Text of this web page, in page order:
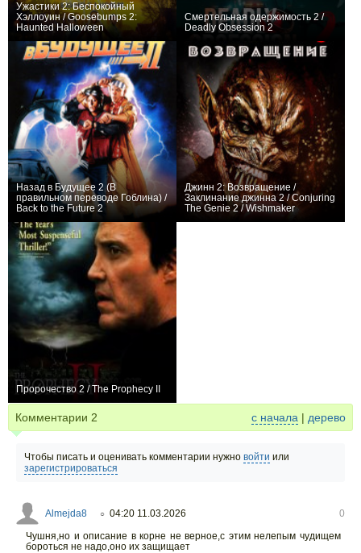
Ужастики 2: Беспокойный
Хэллоуин / Goosebumps 2:
Haunted Halloween
Смертельная одержимость 2 /
Deadly Obsession 2
Назад в Будущее 2 (В
правильном переводе Гоблина) /
Back to the Future 2
Джинн 2: Возвращение /
Заклинание джинна 2 / Conjuring
The Genie 2 / Wishmaker
Пророчество 2 / The Prophecy II
Комментарии 2 с начала | дерево
Чтобы писать и оценивать комментарии нужно войти или
зарегистрироваться
Almejda8 ○ 04:20 11.03.2026
0
Чушня,но и описание в корне не верное,с этим нелепым чудищем
бороться не надо,оно их защищает